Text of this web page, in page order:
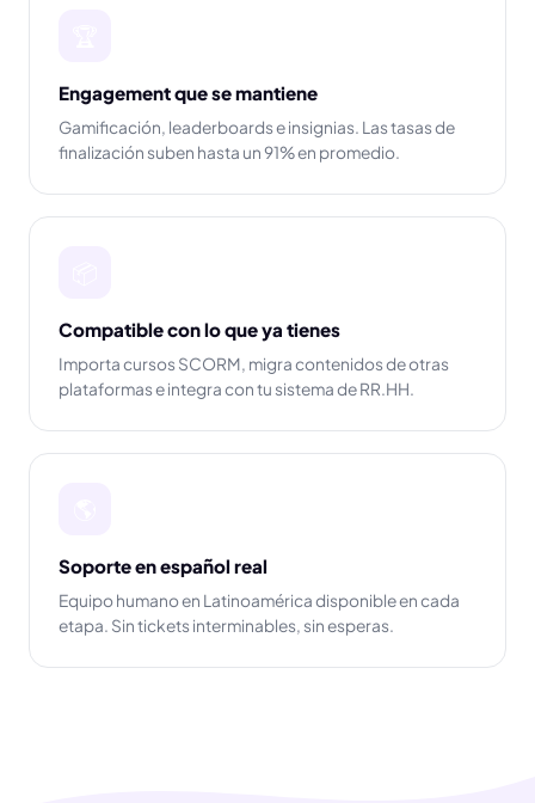
Engagement que se mantiene
Gamificación, leaderboards e insignias. Las tasas de
finalización suben hasta un 91% en promedio.
Compatible con lo que ya tienes
Importa cursos SCORM, migra contenidos de otras
plataformas e integra con tu sistema de RR.HH.
Soporte en español real
Equipo humano en Latinoamérica disponible en cada
etapa. Sin tickets interminables, sin esperas.